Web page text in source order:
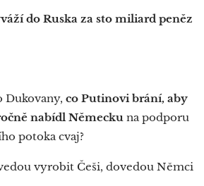
do Ruska za sto miliard peněz
Dukovany, co Putinovi brání, aby
nabídl Německu na podporu
potoka cvaj?
vyrobit Češi, dovedou Němci